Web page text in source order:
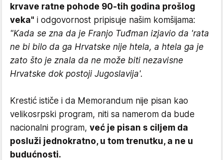
krvave ratne pohode 90-tih godina prošlog
veka" i odgovornost pripisuje našim komšijama:
"Kada se zna da je Franjo Tuđman izjavio da 'rata
ne bi bilo da ga Hrvatske nije htela, a htela ga je
zato što je znala da ne može biti nezavisne
Hrvatske dok postoji Jugoslavija'.
Krestić ističe i da Memorandum nije pisan kao
velikosrpski program, niti sa namerom da bude
nacionalni program, već je pisan s ciljem da
posluži jednokratno, u tom trenutku, a ne u
budućnosti.